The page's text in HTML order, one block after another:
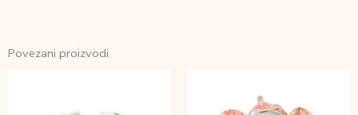
Povezani proizvodi